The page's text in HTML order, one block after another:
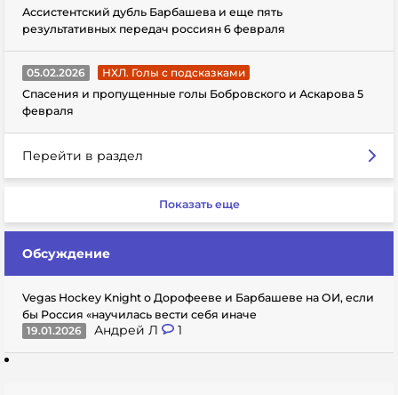
Ассистентский дубль Барбашева и еще пять
результативных передач россиян 6 февраля
05.02.2026
НХЛ. Голы с подсказками
Спасения и пропущенные голы Бобровского и Аскарова 5
февраля
Перейти в раздел
Показать еще
Обсуждение
Vegas Hockey Knight о Дорофееве и Барбашеве на ОИ, если
бы Россия «научилась вести себя иначе
19.01.2026
Андрей Л 1